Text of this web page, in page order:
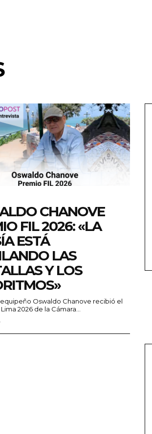
CHANOVE
FIL 2026: «LA
ESTÁ
LAS
Y LOS
Oswaldo Chanove recibió el
2026 de la Cámara...